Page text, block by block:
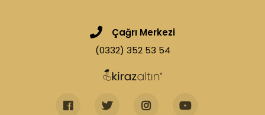
Çağrı Merkezi
(0332) 352 53 54